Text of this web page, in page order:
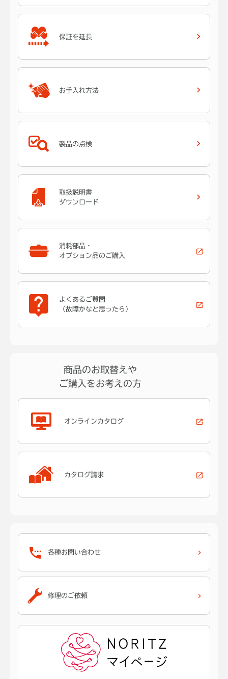
保証を延長
お手入れ方法
製品の点検
取扱説明書
ダウンロード
消耗部品・
オプション品のご購入
よくあるご質問
（故障かなと思ったら）
商品のお取替えや
ご購入をお考えの方
オンラインカタログ
カタログ請求
各種お問い合わせ
修理のご依頼